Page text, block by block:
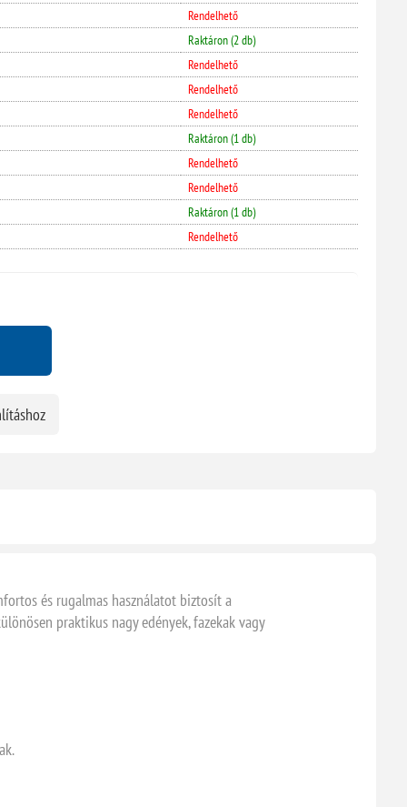
Rendelhető
Raktáron (2 db)
Rendelhető
Rendelhető
Rendelhető
Raktáron (1 db)
Rendelhető
Rendelhető
Raktáron (1 db)
Rendelhető
és rugalmas használatot biztosít a
praktikus nagy edények, fazekak vagy